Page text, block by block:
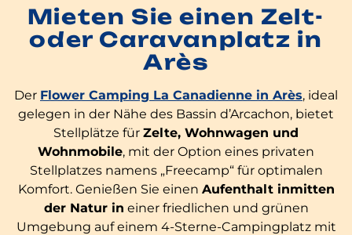
Mieten Sie einen Zelt-
oder Caravanplatz in
Arès
Der Flower Camping La Canadienne in Arès, ideal
gelegen in der Nähe des Bassin d’Arcachon, bietet
Stellplätze für Zelte, Wohnwagen und
Wohnmobile, mit der Option eines privaten
Stellplatzes namens „Freecamp“ für optimalen
Komfort. Genießen Sie einen Aufenthalt inmitten
der Natur in einer friedlichen und grünen
Umgebung auf einem 4-Sterne-Campingplatz mit